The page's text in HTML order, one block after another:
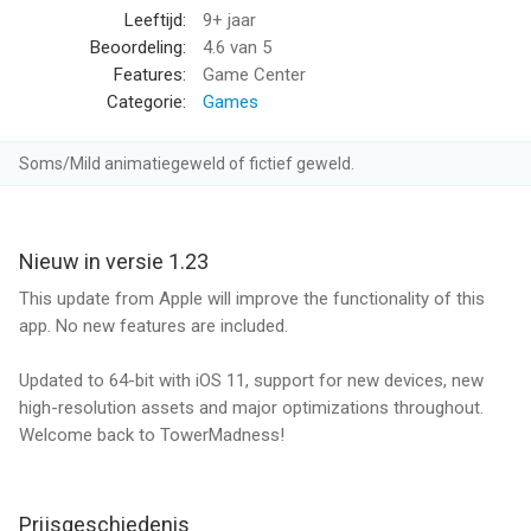
• WINNER, Best App Ever Awards, Best Strategy Game
• FINALIST, Pocket Gamer Awards, Best Strategy/Simulation
close to the action.
LOTS OF LEVELS
Over 100 maps in diverse environments (35 available as
ALIENS!
Leeftijd:
9+ jaar
Beoordeling:
4.6 van 5
Features:
Game Center
Categorie:
Games
Soms/Mild animatiegeweld of fictief geweld.
Nieuw in versie 1.23
This update from Apple will improve the functionality of this
app. No new features are included.
Updated to 64-bit with iOS 11, support for new devices, new
high-resolution assets and major optimizations throughout.
Welcome back to TowerMadness!
Prijsgeschiedenis